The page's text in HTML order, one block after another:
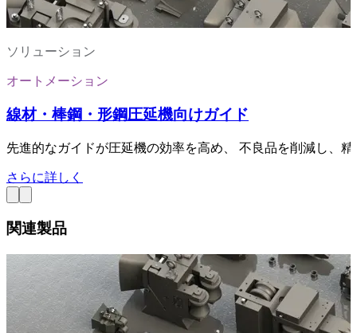
ソリューション
オートメーション
線材・棒鋼・形鋼圧延機向けガイド
先進的なガイドが圧延機の効率を高め、 不良品を削減し、
さらに詳しく
関連製品